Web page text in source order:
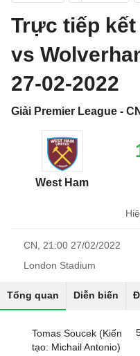
Trực tiếp kết
vs
27-02-2022
Giải Premier League -
West Ham
CN, 21:00 27/02/2022
London Stadium
Tổng quan Diễn biến
Tomas Soucek (Kiến
tạo: Michail Antonio)